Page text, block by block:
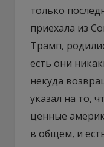
только
приехала из
Трамп,
есть они
некуда
указал на то,
ценные
в общем, и